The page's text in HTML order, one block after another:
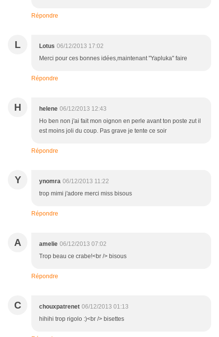
Répondre
L Lotus 06/12/2013 17:02
Merci pour ces bonnes idées,maintenant "Yapluka" faire
Répondre
H helene 06/12/2013 12:43
Ho ben non j'ai fait mon oignon en perle avant ton poste zut il
est moins joli du coup. Pas grave je tente ce soir
Répondre
Y ynomra 06/12/2013 11:22
trop mimi j'adore merci miss bisous
Répondre
A amelie 06/12/2013 07:02
Trop beau ce crabe!<br /> bisous
Répondre
C chouxpatrenet 06/12/2013 01:13
hihihi trop rigolo :)<br /> bisettes